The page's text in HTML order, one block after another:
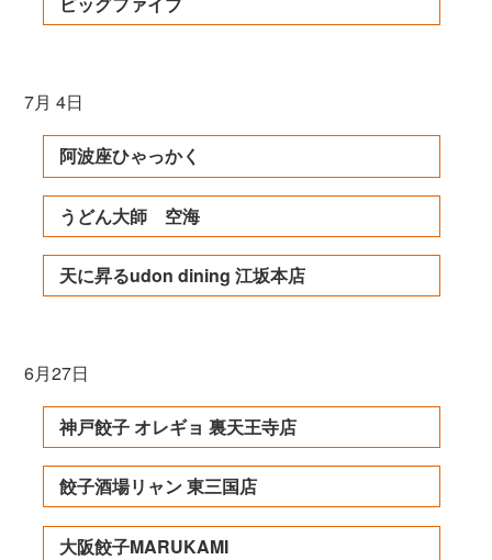
7月 4日
阿波座ひゃっかく
うどん大師 空海
天に昇るudon dining 江坂本店
6月27日
神戸餃子 オレギョ 裏天王寺店
餃子酒場リャン 東三国店
大阪餃子MARUKAMI